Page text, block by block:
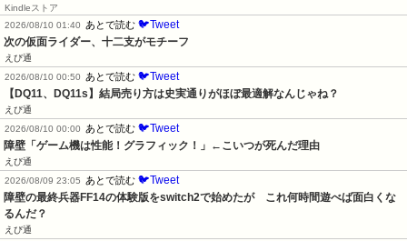
Kindleストア
2026/08/10 01:40
あとで読む 🐦Tweet
次の仮面ライダー、十二支がモチーフ
えび通
2026/08/10 00:50
あとで読む 🐦Tweet
【DQ11、DQ11s】結局売り方は史実通りがほぼ最適解なんじゃね？
えび通
2026/08/10 00:00
あとで読む 🐦Tweet
障壁「ゲーム機は性能！グラフィック！」←こいつが死んだ理由
えび通
2026/08/09 23:05
あとで読む 🐦Tweet
障壁の最終兵器FF14の体験版をswitch2で始めたが　これ何時間遊べば面白くな
るんだ？
えび通